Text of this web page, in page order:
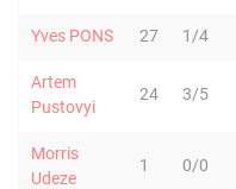
Yves PONS 27 1/4
Artem
Pustovyi
24 3/5
Morris
Udeze
1 0/0